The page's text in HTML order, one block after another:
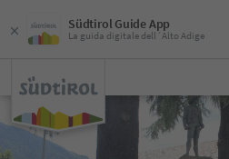
Südtirol Guide App
La guida digitale dell´Alto Adige